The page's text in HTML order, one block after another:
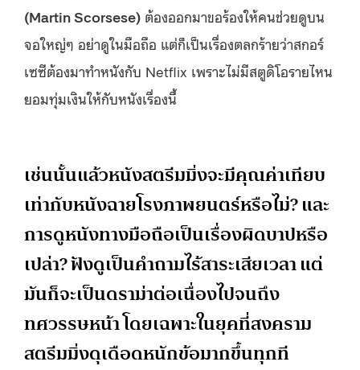
(Martin Scorsese) ต้องออกมาขอร้องให้คนช่วยดูบน
จอใหญ่ๆ อย่าดูในมือถือ แต่ก็เป็นเรื่องตลกร้ายว่าสกอร์
เซซีต้องมาทำหนังกับ Netflix เพราะไม่มีสตูดิโอรายไหน
ยอมทุ่มเงินให้กับหนังเรื่องนี้
เช่นนั้นแล้วหนังสตรีมมิ่งจะมีคุณค่าเทียบ
เท่ากับหนังฉายโรงภาพยนตร์หรือไม่? และ
การดูหนังทางมือถือเป็นเรื่องผิดบาปหรือ
เปล่า? ฟังดูเป็นคำถามไร้สาระเสียเวลา แต่
มันก็จะเป็นดราม่าต่อเนื่องไปจนถึง
ทศวรรษหน้า โดยเฉพาะในยุคที่สงคราม
สตรีมมิ่งดุเดือดหนักข้อมากขึ้นทุกที